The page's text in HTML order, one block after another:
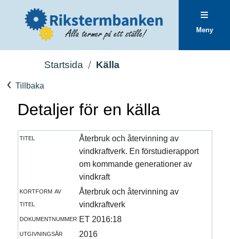
Meny
Startsida Källa
Tillbaka
Detaljer för en källa
titel
Återbruk och återvinning av
vindkraftverk. En förstudierapport
om kommande generationer av
vindkraft
kortform av
titel
Återbruk och återvinning av
vindkraftverk
dokumentnummer ET 2016:18
utgivningsår
2016